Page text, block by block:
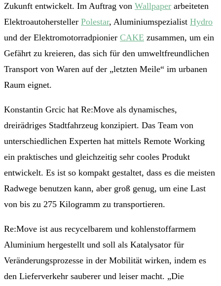
Zukunft entwickelt. Im Auftrag von Wallpaper arbeiteten
Elektroautohersteller Polestar, Aluminiumspezialist Hydro
und der Elektromotorradpionier CAKE zusammen, um ein
Gefährt zu kreieren, das sich für den umweltfreundlichen
Transport von Waren auf der „letzten Meile“ im urbanen
Raum eignet.
Konstantin Grcic hat Re:Move als dynamisches,
dreirädriges Stadtfahrzeug konzipiert. Das Team von
unterschiedlichen Experten hat mittels Remote Working
ein praktisches und gleichzeitig sehr cooles Produkt
entwickelt. Es ist so kompakt gestaltet, dass es die meisten
Radwege benutzen kann, aber groß genug, um eine Last
von bis zu 275 Kilogramm zu transportieren.
Re:Move ist aus recycelbarem und kohlenstoffarmem
Aluminium hergestellt und soll als Katalysator für
Veränderungsprozesse in der Mobilität wirken, indem es
den Lieferverkehr sauberer und leiser macht. „Die